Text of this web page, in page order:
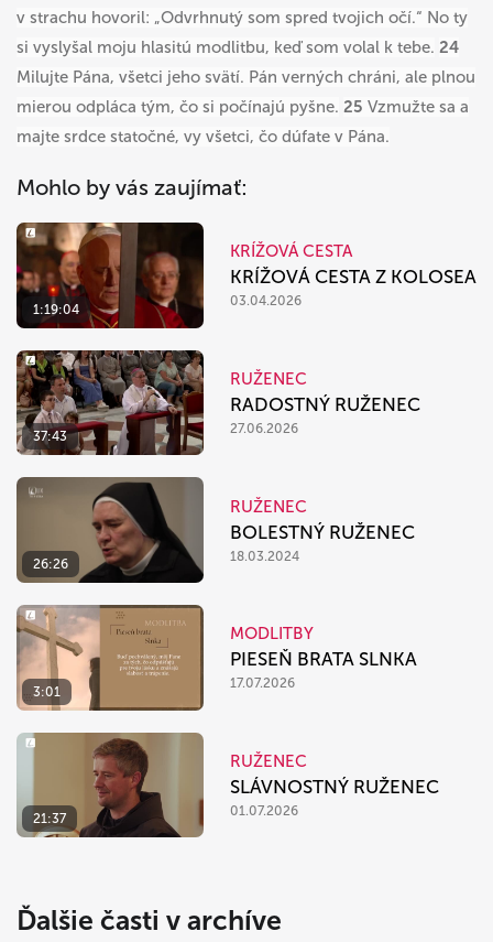
v strachu hovoril: „Odvrhnutý som spred tvojich očí.“ No ty
si vyslyšal moju hlasitú modlitbu, keď som volal k tebe. 24
Milujte Pána, všetci jeho svätí. Pán verných chráni, ale plnou
mierou odpláca tým, čo si počínajú pyšne. 25 Vzmužte sa a
majte srdce statočné, vy všetci, čo dúfate v Pána.
Mohlo by vás zaujímať:
1:19:04
KRÍŽOVÁ CESTA
KRÍŽOVÁ CESTA Z KOLOSEA
03.04.2026
37:43
RUŽENEC
RADOSTNÝ RUŽENEC
27.06.2026
26:26
RUŽENEC
BOLESTNÝ RUŽENEC
18.03.2024
3:01
MODLITBY
PIESEŇ BRATA SLNKA
17.07.2026
21:37
RUŽENEC
SLÁVNOSTNÝ RUŽENEC
01.07.2026
Ďalšie časti v archíve